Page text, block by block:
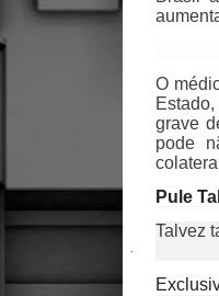
O
grave
pode
Pule
Talvez
·